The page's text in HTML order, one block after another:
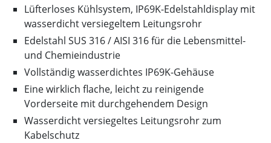
Lüfterloses Kühlsystem, IP69K-Edelstahldisplay mit
wasserdicht versiegeltem Leitungsrohr
Edelstahl SUS 316 / AISI 316 für die Lebensmittel-
und Chemieindustrie
Vollständig wasserdichtes IP69K-Gehäuse
Eine wirklich flache, leicht zu reinigende
Vorderseite mit durchgehendem Design
Wasserdicht versiegeltes Leitungsrohr zum
Kabelschutz